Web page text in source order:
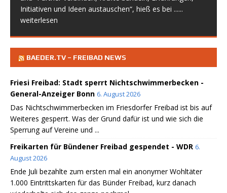
Initiativen und Ideen austauschen“, hieß es bei ......
weiterlesen
BAEDER.TV – FREIBAD NEWS
Friesi Freibad: Stadt sperrt Nichtschwimmerbecken -
General-Anzeiger Bonn 6. August 2026
Das Nichtschwimmerbecken im Friesdorfer Freibad ist bis auf
Weiteres gesperrt. Was der Grund dafür ist und wie sich die
Sperrung auf Vereine und ...
Freikarten für Bündener Freibad gespendet - WDR 6.
August 2026
Ende Juli bezahlte zum ersten mal ein anonymer Wohltäter
1.000 Eintrittskarten für das Bünder Freibad, kurz danach